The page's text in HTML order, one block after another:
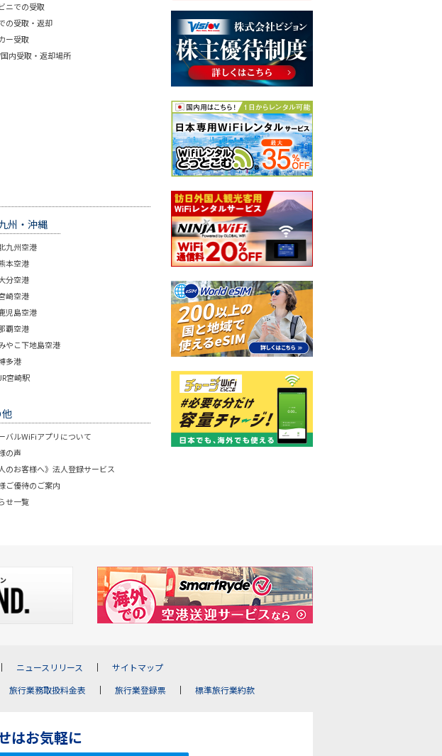
ニでの受取
の受取・返却
ー受取
内受取・返却場所
州・沖縄
九州空港
本空港
分空港
崎空港
児島空港
覇空港
やこ下地島空港
多港
宮崎駅
バルWiFiアプリについて
の声
のお客様へ》法人登録サービス
ご優待のご案内
せ一覧
ニュースリリース
サイトマップ
旅行業務取扱料金表 旅行業登録票 標準旅行業約款
はお気軽に